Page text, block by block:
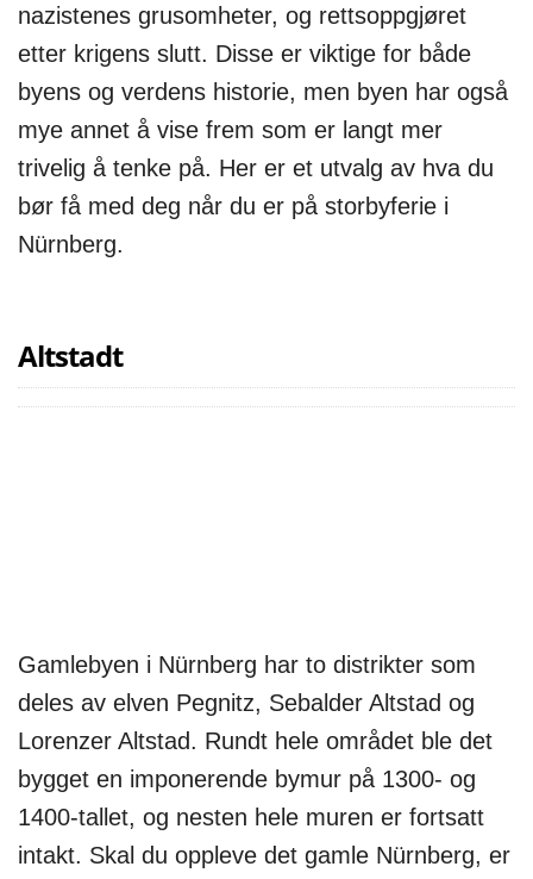
nazistenes grusomheter, og rettsoppgjøret
etter krigens slutt. Disse er viktige for både
byens og verdens historie, men byen har også
mye annet å vise frem som er langt mer
trivelig å tenke på. Her er et utvalg av hva du
bør få med deg når du er på storbyferie i
Nürnberg.
Altstadt
Gamlebyen i Nürnberg har to distrikter som
deles av elven Pegnitz, Sebalder Altstad og
Lorenzer Altstad. Rundt hele området ble det
bygget en imponerende bymur på 1300- og
1400-tallet, og nesten hele muren er fortsatt
intakt. Skal du oppleve det gamle Nürnberg, er